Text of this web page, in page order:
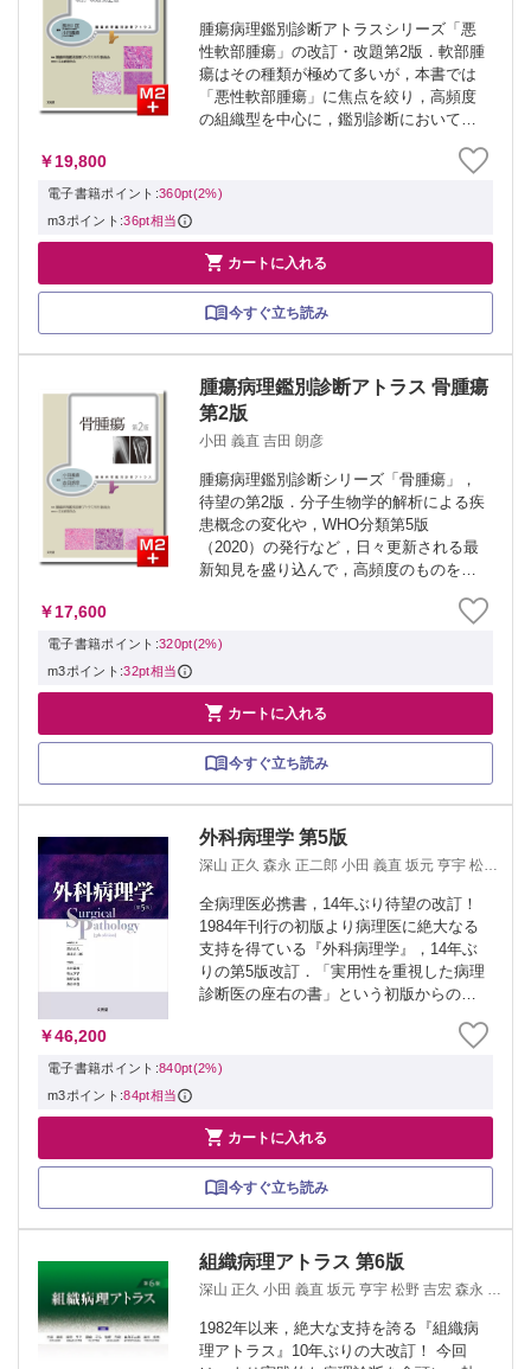
腫瘍病理鑑別診断アトラスシリーズ「悪
性軟部腫瘍」の改訂・改題第2版．軟部腫
瘍はその種類が極めて多いが，本書では
「悪性軟部腫瘍」に焦点を絞り，高頻度
の組織型を中心に，鑑別診断において重
いる．WHO分類第5版（2020）の内容
や，遺伝子学的知見なども交じえ，精選
￥19,800
電子書籍ポイント:360pt(2%)
m3ポイント:36pt相当
 カートに入れる
今すぐ立ち読み
腫瘍病理鑑別診断アトラス 骨腫瘍
第2版
小田 義直 吉田 朗彦
腫瘍病理鑑別診断シリーズ「骨腫瘍」，
待望の第2版．分子生物学的解析による疾
患概念の変化や，WHO分類第5版
（2020）の発行など，日々更新される最
新知見を盛り込んで，高頻度のものを中
を供覧し，解説している．骨腫瘍病理診
断のスタンダードを示すとともに，鑑別
￥17,600
電子書籍ポイント:320pt(2%)
m3ポイント:32pt相当
 カートに入れる
今すぐ立ち読み
外科病理学 第5版
深山 正久 森永 正二郎 小田 義直 坂元 亨宇 松野
全病理医必携書，14年ぶり待望の改訂！
1984年刊行の初版より病理医に絶大なる
支持を得ている『外科病理学』，14年ぶ
りの第5版改訂．「実用性を重視した病理
診断医の座右の書」という初版からのコ
標準を示すべくWHO分類，取扱い規約な
どに沿って最新の内容にアップデート...
￥46,200
電子書籍ポイント:840pt(2%)
m3ポイント:84pt相当
 カートに入れる
今すぐ立ち読み
組織病理アトラス 第6版
深山 正久 小田 義直 坂元 亨宇 松野 吉宏 森永 正
1982年以来，絶大な支持を誇る『組織病
理アトラス』10年ぶりの大改訂！ 今回